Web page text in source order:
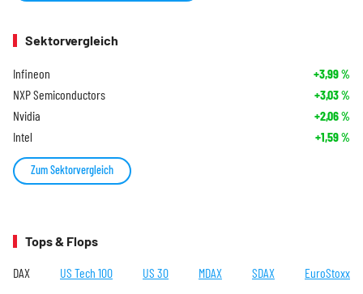
Sektorvergleich
Infineon +3,99%
NXP Semiconductors +3,03%
Nvidia +2,06%
Intel +1,59%
Zum Sektorvergleich
Tops & Flops
DAX US Tech 100 US 30 MDAX SDAX EuroStoxx